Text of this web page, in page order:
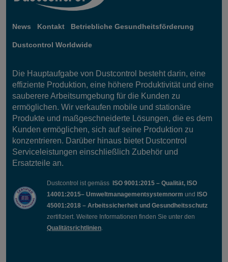
News Kontakt Betriebliche Gesundheitsförderung
Dustcontrol Worldwide
Die Hauptaufgabe von Dustcontrol besteht darin, eine
effiziente Produktion, eine höhere Produktivität und eine
sauberere Arbeitsumgebung für die Kunden zu
ermöglichen. Wir verkaufen mobile und stationäre
Produkte und maßgeschneiderte Lösungen, die es dem
Kunden ermöglichen, sich auf seine Produktion zu
konzentrieren. Darüber hinaus bietet Dustcontrol
Serviceleistungen einschließlich Zubehör und
Ersatzteile an.
Dustcontrol ist gemäss ISO 9001:2015 – Qualität, ISO
14001:2015– Umweltmanagementsystemnorm und ISO
45001:2018 – Arbeitssicherheit und Gesundheitsschutz
zertifiziert. Weitere Informationen finden Sie unter den
Qualitätsrichtlinien